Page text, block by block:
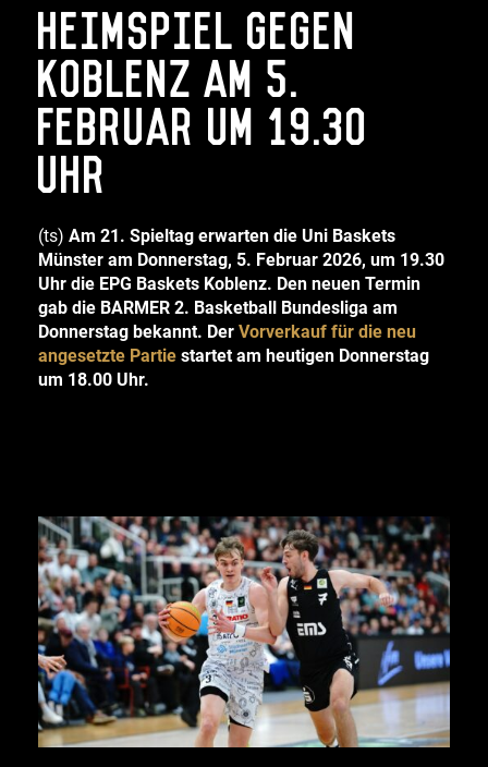
Heimspiel gegen
Koblenz am 5.
Februar um 19.30
Uhr
(ts) Am 21. Spieltag erwarten die Uni Baskets
Münster am Donnerstag, 5. Februar 2026, um 19.30
Uhr die EPG Baskets Koblenz. Den neuen Termin
gab die BARMER 2. Basketball Bundesliga am
Donnerstag bekannt. Der Vorverkauf für die neu
angesetzte Partie startet am heutigen Donnerstag
um 18.00 Uhr.